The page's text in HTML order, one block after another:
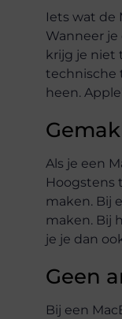
Iets wat de
Wanneer
krijg je niet
technische
heen.
Als je een
Hoogstens
maken. Bij
maken. Bij
je je dan
Geen
Bij een